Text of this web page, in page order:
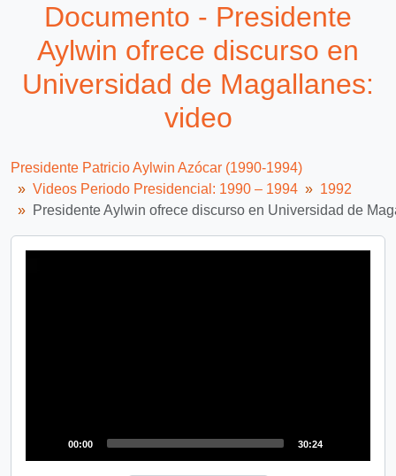
Documento - Presidente
Aylwin ofrece discurso en
Universidad de Magallanes:
video
Presidente Patricio Aylwin Azócar (1990-1994)
Videos Periodo Presidencial: 1990 – 1994
1992
Presidente Aylwin ofrece discurso en Universidad de
00:00 30:24